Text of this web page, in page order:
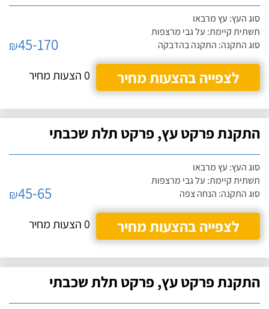
סוג העץ: עץ מרבאו
תשתית קיימת: על גבי מרצפות
סוג התקנה: התקנה בהדבקה
₪45-170
לצפייה בהצעות מחיר
0 הצעות מחיר
התקנת פרקט עץ, פרקט תלת שכבתי
סוג העץ: עץ מרבאו
תשתית קיימת: על גבי מרצפות
סוג התקנה: הנחה צפה
₪45-65
לצפייה בהצעות מחיר
0 הצעות מחיר
התקנת פרקט עץ, פרקט תלת שכבתי